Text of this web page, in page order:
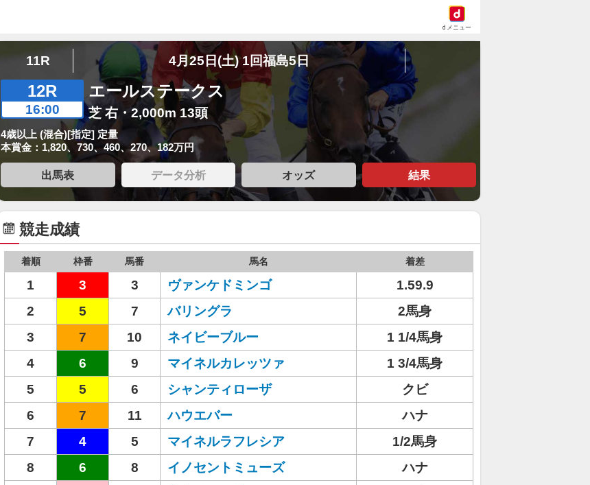
dメニュー
11R 4月25日(土) 1回福島5日
12R
16:00
エールステークス
芝 右・2,000m 13頭
4歳以上 (混合)[指定] 定量
本賞金：1,820、730、460、270、182万円
出馬表 データ分析 オッズ 結果
競走成績
着順 枠番 馬番 馬名 着差
1 3 3 ヴァンケドミンゴ
1.59.9
2
5 7 バリングラ
2馬身
3
7 10 ネイビーブルー
1 1/4馬身
4
6 9 マイネルカレッツァ
1 3/4馬身
5
5 6 シャンティローザ
クビ
6
7 11 ハウエバー
ハナ
7
4 5 マイネルラフレシア
1/2馬身
8
6 8 イノセントミューズ
ハナ